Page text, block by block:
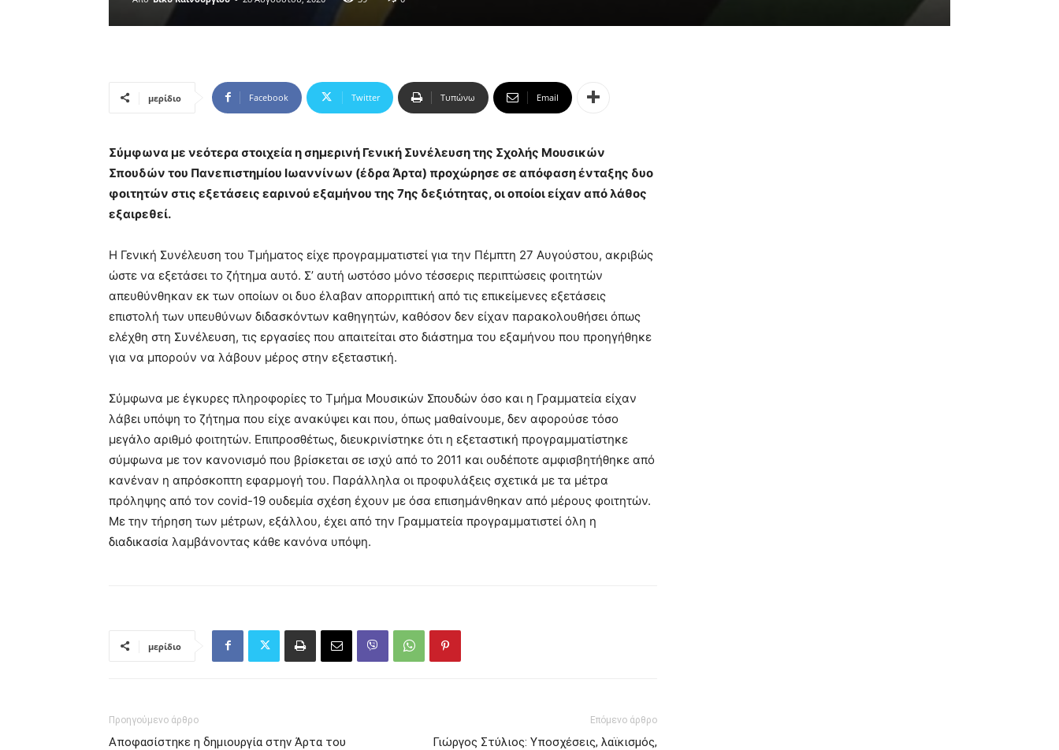
μερίδιο Facebook Twitter Τυπώνω Email
Σύμφωνα με νεότερα στοιχεία η σημερινή Γενική Συνέλευση της Σχολής Μουσικών
Σπουδών του Πανεπιστημίου Ιωαννίνων (έδρα Άρτα) προχώρησε σε απόφαση ένταξης δυο
φοιτητών στις εξετάσεις εαρινού εξαμήνου της 7ης δεξιότητας, οι οποίοι είχαν από λάθος
εξαιρεθεί.
Η Γενική Συνέλευση του Τμήματος είχε προγραμματιστεί για την Πέμπτη 27 Αυγούστου, ακριβώς
ώστε να εξετάσει το ζήτημα αυτό. Σ’ αυτή ωστόσο μόνο τέσσερις περιπτώσεις φοιτητών
απευθύνθηκαν εκ των οποίων οι δυο έλαβαν απορριπτική από τις επικείμενες εξετάσεις
επιστολή των υπευθύνων διδασκόντων καθηγητών, καθόσον δεν είχαν παρακολουθήσει όπως
ελέχθη στη Συνέλευση, τις εργασίες που απαιτείται στο διάστημα του εξαμήνου που προηγήθηκε
για να μπορούν να λάβουν μέρος στην εξεταστική.
Σύμφωνα με έγκυρες πληροφορίες το Τμήμα Μουσικών Σπουδών όσο και η Γραμματεία είχαν
λάβει υπόψη το ζήτημα που είχε ανακύψει και που, όπως μαθαίνουμε, δεν αφορούσε τόσο
μεγάλο αριθμό φοιτητών. Επιπροσθέτως, διευκρινίστηκε ότι η εξεταστική προγραμματίστηκε
σύμφωνα με τον κανονισμό που βρίσκεται σε ισχύ από το 2011 και ουδέποτε αμφισβητήθηκε από
κανέναν η απρόσκοπτη εφαρμογή του. Παράλληλα οι προφυλάξεις σχετικά με τα μέτρα
πρόληψης από τον covid-19 ουδεμία σχέση έχουν με όσα επισημάνθηκαν από μέρους φοιτητών.
Με την τήρηση των μέτρων, εξάλλου, έχει από την Γραμματεία προγραμματιστεί όλη η
διαδικασία λαμβάνοντας κάθε κανόνα υπόψη.
μερίδιο
Προηγούμενο άρθρο
Αποφασίστηκε η δημιουργία στην Άρτα του
Επόμενο άρθρο
Γιώργος Στύλιος: Υποσχέσεις, λαϊκισμός,